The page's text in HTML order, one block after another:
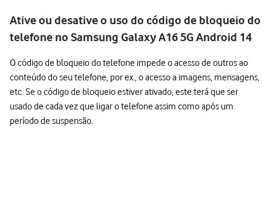
Ative ou desative o uso do código de bloqueio do
telefone no Samsung Galaxy A16 5G Android 14
O código de bloqueio do telefone impede o acesso de outros ao
conteúdo do seu telefone, por ex., o acesso a imagens, mensagens,
etc. Se o código de bloqueio estiver ativado, este terá que ser
usado de cada vez que ligar o telefone assim como após um
período de suspensão.